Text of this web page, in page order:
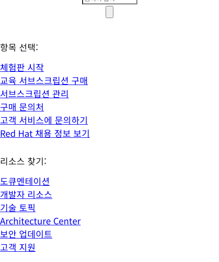
항목 선택:
체험판 시작
교육 서브스크립션 구매
서브스크립션 관리
구매 문의처
고객 서비스에 문의하기
Red Hat 채용 정보 보기
리소스 찾기:
도큐멘테이션
개발자 리소스
기술 토픽
Architecture Center
보안 업데이트
고객 지원